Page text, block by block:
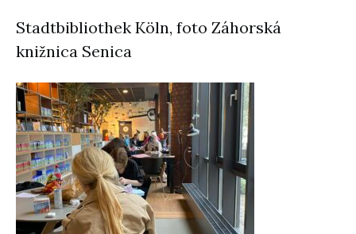
Stadtbibliothek Köln, foto Záhorská
knižnica Senica